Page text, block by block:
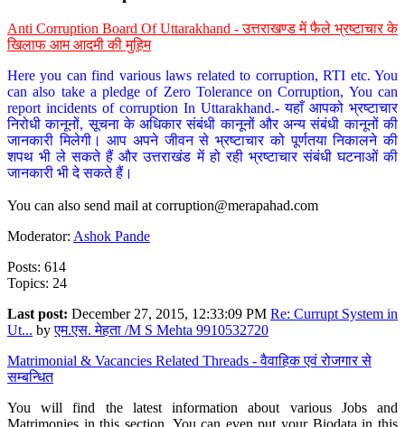
Anti Corruption Board Of Uttarakhand - उत्तराखण्ड में फैले भ्रष्टाचार के
खिलाफ आम आदमी की मुहिम
Here you can find various laws related to corruption, RTI etc. You
can also take a pledge of Zero Tolerance on Corruption, You can
report incidents of corruption In Uttarakhand.- यहाँ आपको भ्रष्टाचार
निरोधी कानूनों, सूचना के अधिकार संबंधी कानूनों और अन्य संबंधी कानूनों की
जानकारी मिलेगी। आप अपने जीवन से भ्रष्टाचार को पूर्णतया निकालने की
शपथ भी ले सकते हैं और उत्तराखंड में हो रही भ्रष्टाचार संबंधी घटनाओं की
जानकारी भी दे सकते हैं।
You can also send mail at corruption@merapahad.com
Moderator: Ashok Pande
Posts: 614
Topics: 24
Last post: December 27, 2015, 12:33:09 PM Re: Currupt System in
Ut... byएम.एस. मेहता /M S Mehta 9910532720
Matrimonial & Vacancies Related Threads - वैवाहिक एवं रोजगार से
सम्बन्धित
You will find the latest information about various Jobs and
Matrimonies in this section. You can even put your Biodata in this